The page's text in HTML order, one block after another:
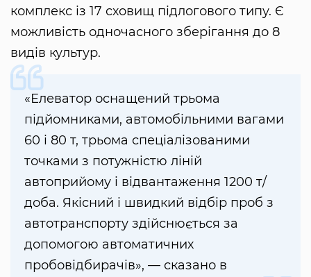
комплекс із 17 сховищ підлогового типу. Є
можливість одночасного зберігання до 8
видів культур.
«Елеватор оснащений трьома
підйомниками, автомобільними вагами
60 і 80 т, трьома спеціалізованими
точками з потужністю ліній
автоприйому і відвантаження 1200 т/
доба. Якісний і швидкий відбір проб з
автотранспорту здійснюється за
допомогою автоматичних
пробовідбирачів», — сказано в